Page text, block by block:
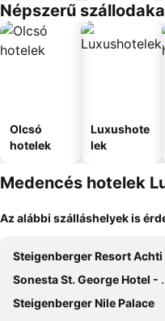
Népszerű
Olcsó
hotelek
Luxushote
lek
Medencés hotelek
Az alábbi szálláshelyek is
Steigenberger Resort Achti
Sonesta St. George Hotel - Convention Center
Steigenberger Nile Palace